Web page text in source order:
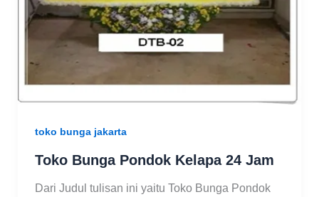
toko bunga jakarta
Toko Bunga Pondok Kelapa 24 Jam
Dari Judul tulisan ini yaitu Toko Bunga Pondok